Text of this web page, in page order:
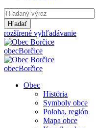
Hľadať
rozšírené vyhľadávanie
obecBorčice
obecBorčice
Obec
História
Symboly obce
Poloha, región
Mapa obce